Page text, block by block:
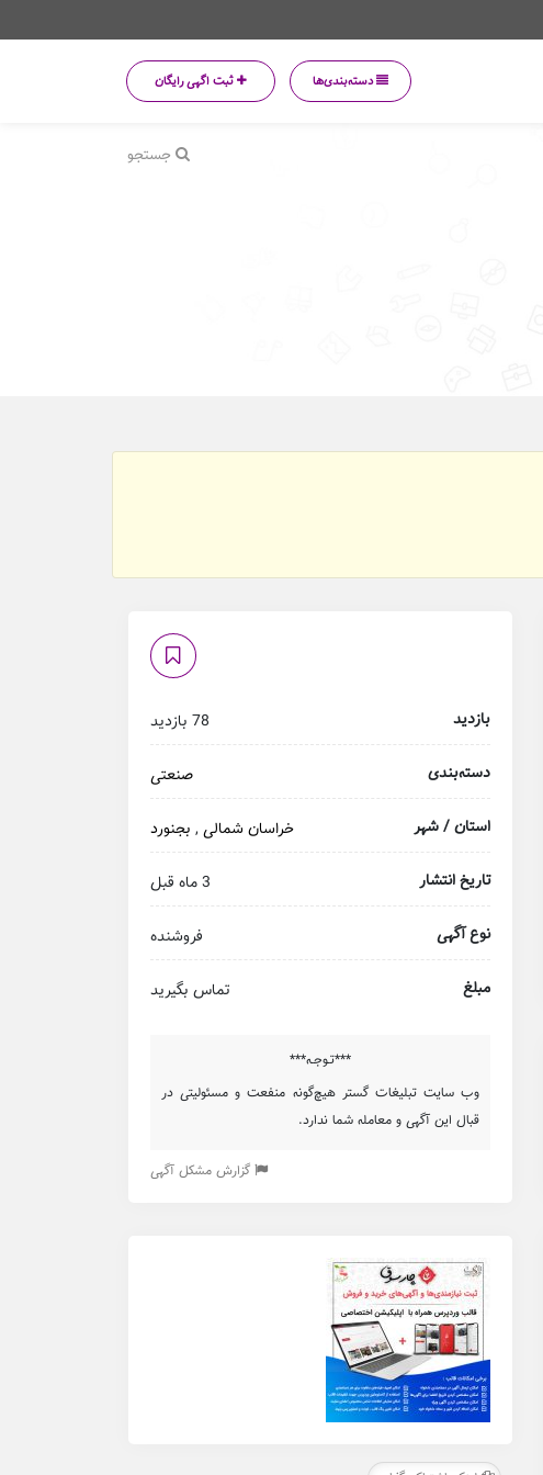
دسته‌بندی‌ها ثبت اگهی رایگان
جستجو
بازدید 78 بازدید
دسته‌بندی صنعتی
استان / شهر خراسان شمالی , بجنورد
تاریخ انتشار 3 ماه قبل
نوع آگهی فروشنده
مبلغ تماس بگیرید
***تـوجـه***
وب سایت تبلیغات گستر هیچ‌گونه منفعت و مسئولیتی در
قبال این آگهی و معامله شما ندارد.
گزارش مشکل آگهی